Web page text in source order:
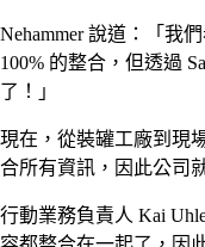
Nehammer 說道：「我
100% 的整合，但透過
了！」
現在，從裝罐工廠到現
合所有資訊，因此公司
行動業務負責人 Kai